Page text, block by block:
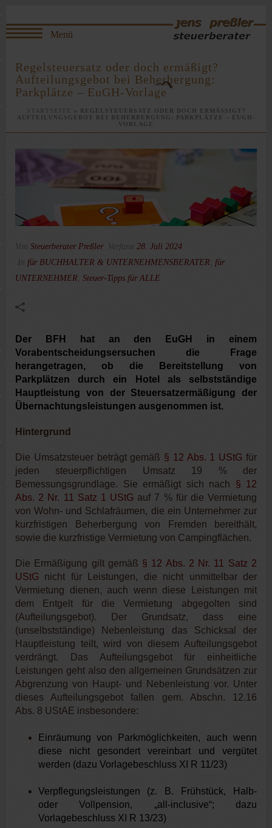
Regelsteuersatz oder doch ermäßigt?
Aufteilungsgebot bei Beherbergung:
Parkplätze – EuGH-Vorlage
»
REGELSTEUERSATZ ODER DOCH ERMÄSSIGT? A
UFTEILUNGSGEBOT BEI BEHERBERGUNG: PARKPLÄTZE – EUGH-V
ORLAGE
Von Steuerberater Preßler Verfasst 28. Juli 2024
In für BUCHHALTER & UNTERNEHMENSBERATER
für
UNTERNEHMER Steuer-Tipps für ALLE
Der BFH hat an den EuGH in einem
Vorabentscheidungsersuchen die Frage
herangetragen, ob die Bereitstellung von
Parkplätzen durch ein Hotel als selbstständige
Hauptleistung von der Steuersatzermäßigung der
Übernachtungsleistungen ausgenommen ist.
Hintergrund
Die Umsatzsteuer beträgt gemäß § 12 Abs. 1 UStG für
jeden steuerpflichtigen Umsatz 19 % der
Bemessungsgrundlage. Sie ermäßigt sich nach § 12
Abs. 2 Nr. 11 Satz 1 UStG auf 7 % für die Vermietung
von Wohn- und Schlafräumen, die ein Unternehmer zur
kurzfristigen Beherbergung von Fremden bereithält,
sowie die kurzfristige Vermietung von Campingflächen.
Die Ermäßigung gilt gemäß § 12 Abs. 2 Nr. 11 Satz 2
UStG nicht für Leistungen, die nicht unmittelbar der
Vermietung dienen, auch wenn diese Leistungen mit
dem Entgelt für die Vermietung abgegolten sind
(Aufteilungsgebot). Der Grundsatz, dass eine
(unselbstständige) Nebenleistung das Schicksal der
Hauptleistung teilt, wird von diesem Aufteilungsgebot
verdrängt. Das Aufteilungsgebot für einheitliche
Leistungen geht also den allgemeinen Grundsätzen zur
Abgrenzung von Haupt- und Nebenleistung vor. Unter
dieses Aufteilungsgebot fallen gem. Abschn. 12.16
Abs. 8 UStAE insbesondere:
Einräumung von Parkmöglichkeiten, auch wenn
diese nicht gesondert vereinbart und vergütet
werden (dazu Vorlagebeschluss XI R 11/23)
Verpflegungsleistungen (z. B. Frühstück, Halb-
oder Vollpension, „all-inclusive“; dazu
Vorlagebeschluss XI R 13/23)